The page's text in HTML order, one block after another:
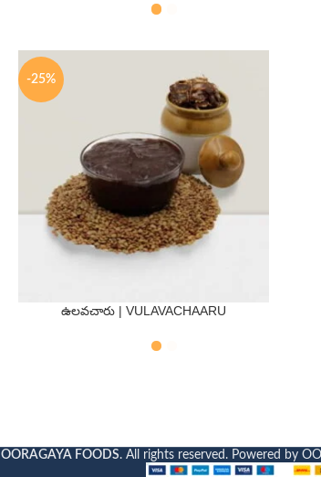
-25%
QTY
ఉలవచారు | VULAVACHAARU
OORAGAYA FOODS. All rights reserved. Powered by